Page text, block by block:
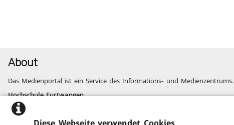
About
Das Medienportal ist ein Service des Informations- und Medienzentrums.
Hochschule Furtwangen
Informatik, Technik, Wirtschaft, Medien, Gesundheit
Fragen und Probleme